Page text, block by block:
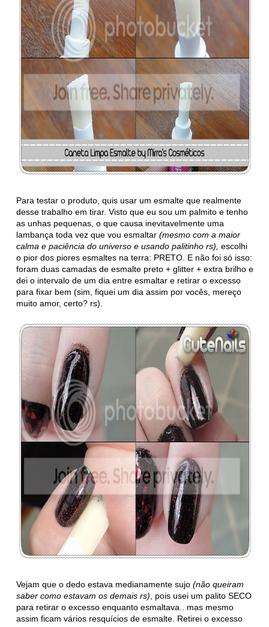
Para testar o produto, quis usar um esmalte que realmente
desse trabalho em tirar. Visto que eu sou um palmito e tenho
as unhas pequenas, o que causa inevitavelmente uma
lambança toda vez que vou esmaltar(mesmo com a maior
calma e paciência do universo e usando palitinho rs), escolhi
o pior dos piores esmaltes na terra: PRETO. E não foi só isso:
foram duas camadas de esmalte preto + glitter + extra brilho e
dei o intervalo de um dia entre esmaltar e retirar o excesso
para fixar bem (sim, fiquei um dia assim por vocês, mereço
muito amor, certo? rs).
Vejam que o dedo estava medianamente sujo(não queiram
saber como estavam os demais rs) , pois usei um palito SECO
para retirar o excesso enquanto esmaltava.. mas mesmo
assim ficam vários resquícios de esmalte. Retirei o excesso